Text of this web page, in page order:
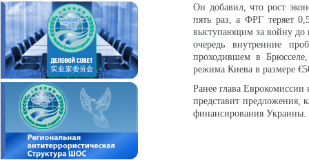
Он добавил, что рост
пять раз, а ФРГ теряет
выступающим за войну до
очередь внутренние
проходившем в
режима Киева в размере
Ранее глава
представит предложения,
финансирования Украины.